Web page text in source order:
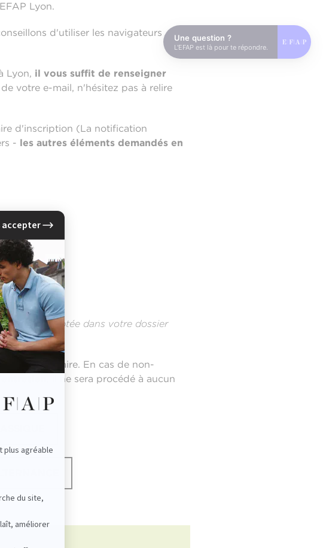
Lyon.
d'utiliser les navigateurs
Lyon, il vous suffit de renseigner
votre e-mail, n'hésitez pas à relire
d'inscription (La notification
- les autres éléments demandés en
sera acceptée dans votre dossier
carte bancaire. En cas de non-
, il ne sera procédé à aucun
Une question ?
L'EFAP est là pour te répondre.